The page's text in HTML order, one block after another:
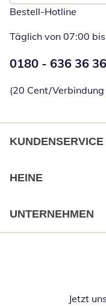
Bestell-Hotline
Täglich von 07:00
Telefonnummer:
0180 - 636 36 36
(20 Cent/
KUNDENSERVICE
HEINE
UNTERNEHMEN
Jetzt